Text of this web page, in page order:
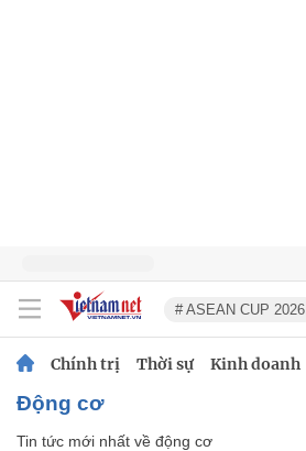
# ASEAN CUP 2026
Chính trị Thời sự Kinh doanh
động cơ
Tin tức mới nhất về động cơ